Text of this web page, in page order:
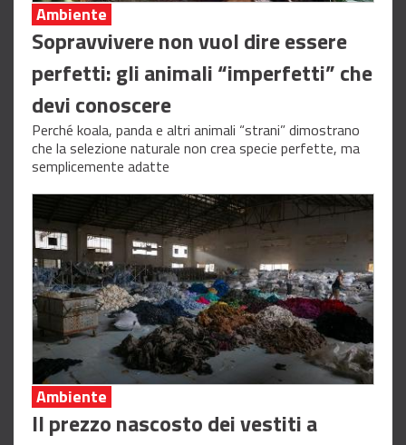
Ambiente
Sopravvivere non vuol dire essere
perfetti: gli animali “imperfetti” che
devi conoscere
Perché koala, panda e altri animali “strani” dimostrano
che la selezione naturale non crea specie perfette, ma
semplicemente adatte
Ambiente
Il prezzo nascosto dei vestiti a